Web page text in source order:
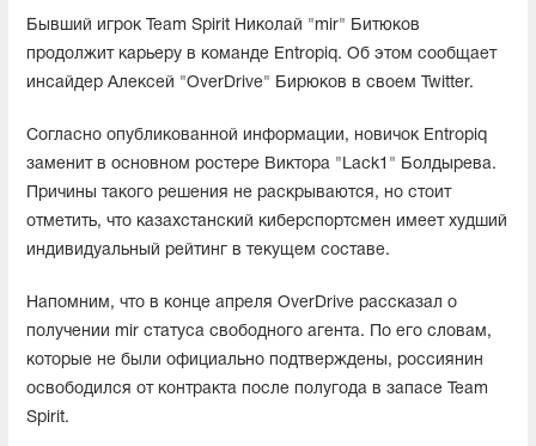
Бывший игрок Team Spirit Николай "mir" Битюков
продолжит карьеру в команде Entropiq. Об этом сообщает
инсайдер Алексей "OverDrive" Бирюков в своем Twitter.
Согласно опубликованной информации, новичок Entropiq
заменит в основном ростере Виктора "Lack1" Болдырева.
Причины такого решения не раскрываются, но стоит
отметить, что казахстанский киберспортсмен имеет худший
индивидуальный рейтинг в текущем составе.
Напомним, что в конце апреля OverDrive рассказал о
получении mir статуса свободного агента. По его словам,
которые не были официально подтверждены, россиянин
освободился от контракта после полугода в запасе Team
Spirit.